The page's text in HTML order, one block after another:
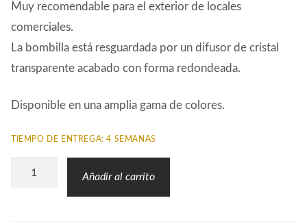
Muy recomendable para el exterior de locales
comerciales.
La bombilla está resguardada por un difusor de cristal
transparente acabado con forma redondeada.
Disponible en una amplia gama de colores.
TIEMPO DE ENTREGA: 4 SEMANAS
Aplique
Añadir al carrito